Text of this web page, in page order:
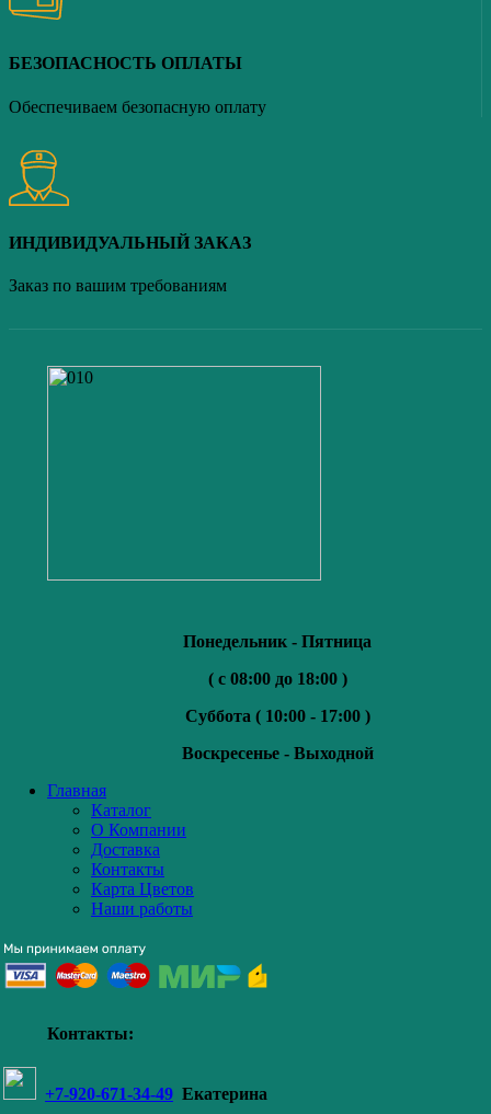
БЕЗОПАСНОСТЬ ОПЛАТЫ
Обеспечиваем безопасную оплату
ИНДИВИДУАЛЬНЫЙ ЗАКАЗ
Заказ по вашим требованиям
Понедельник - Пятница
( с 08:00 до 18:00 )
Суббота ( 10:00 - 17:00 )
Воскресенье - Выходной
Главная
Каталог
О Компании
Доставка
Контакты
Карта Цветов
Наши работы
Контакты:
+7-920-671-34-49 Екатерина